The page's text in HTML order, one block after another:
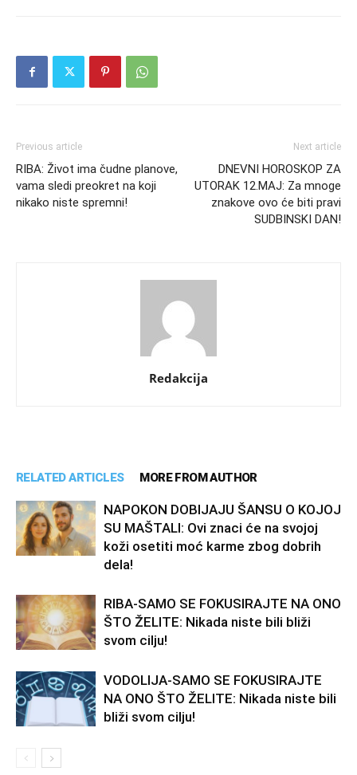
Previous article
RIBA: Život ima čudne planove,
vama sledi preokret na koji
nikako niste spremni!
Next article
DNEVNI HOROSKOP ZA
UTORAK 12.MAJ: Za mnoge
znakove ovo će biti pravi
SUDBINSKI DAN!
Redakcija
RELATED ARTICLES MORE FROM AUTHOR
NAPOKON DOBIJAJU ŠANSU O KOJOJ
SU MAŠTALI: Ovi znaci će na svojoj
koži osetiti moć karme zbog dobrih
dela!
RIBA-SAMO SE FOKUSIRAJTE NA ONO
ŠTO ŽELITE: Nikada niste bili bliži
svom cilju!
VODOLIJA-SAMO SE FOKUSIRAJTE
NA ONO ŠTO ŽELITE: Nikada niste bili
bliži svom cilju!